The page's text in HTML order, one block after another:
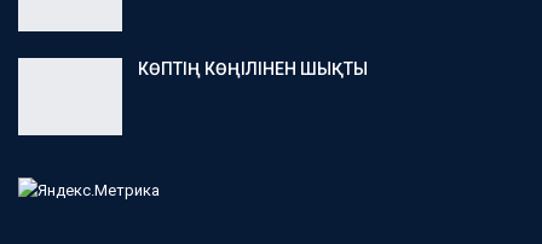
КӨПТІҢ КӨҢІЛІНЕН ШЫҚТЫ